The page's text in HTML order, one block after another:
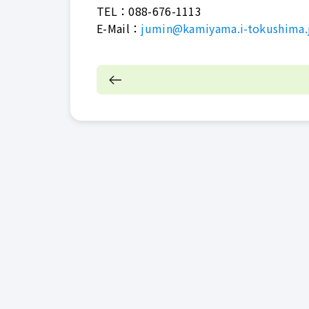
TEL：088-676-1113
E-Mail： jumin@kamiyama.i-